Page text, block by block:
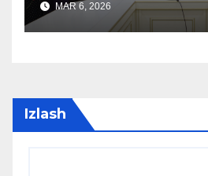
MAR 6, 2026
Izlash